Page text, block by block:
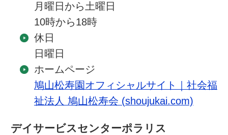
月曜日から土曜日
10時から18時
休日
日曜日
ホームページ
鳩山松寿園オフィシャルサイト｜社会福
祉法人 鳩山松寿会 (shoujukai.com)
デイサービスセンターポラリス